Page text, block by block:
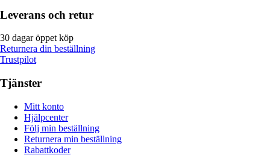
Leverans och retur
30 dagar öppet köp
Returnera din beställning
Trustpilot
Tjänster
Mitt konto
Hjälpcenter
Följ min beställning
Returnera min beställning
Rabattkoder